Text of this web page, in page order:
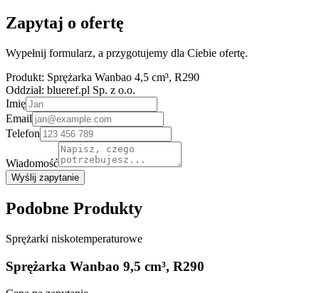
Zapytaj o ofertę
Wypełnij formularz, a przygotujemy dla Ciebie ofertę.
Produkt: Sprężarka Wanbao 4,5 cm³, R290
Oddział: blueref.pl Sp. z o.o.
Imię
Email
Telefon
Wiadomość
Wyślij zapytanie
Podobne Produkty
Sprężarki niskotemperaturowe
Sprężarka Wanbao 9,5 cm³, R290